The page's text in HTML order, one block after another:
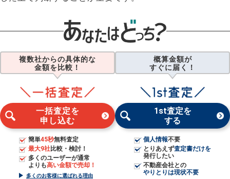
複数社からの具体的な
金額を比較！
一括査定を
申し込む
簡単45秒無料査定
最大9社比較・検討！
多くのユーザーが通常
よりも高い金額で売却！
多くのお客様に選ばれる理由
概算金額が
すぐに届く！
1st査定を
する
個人情報不要
とりあえず査定書だけを
発行したい
不動産会社との
やりとりは現状不要